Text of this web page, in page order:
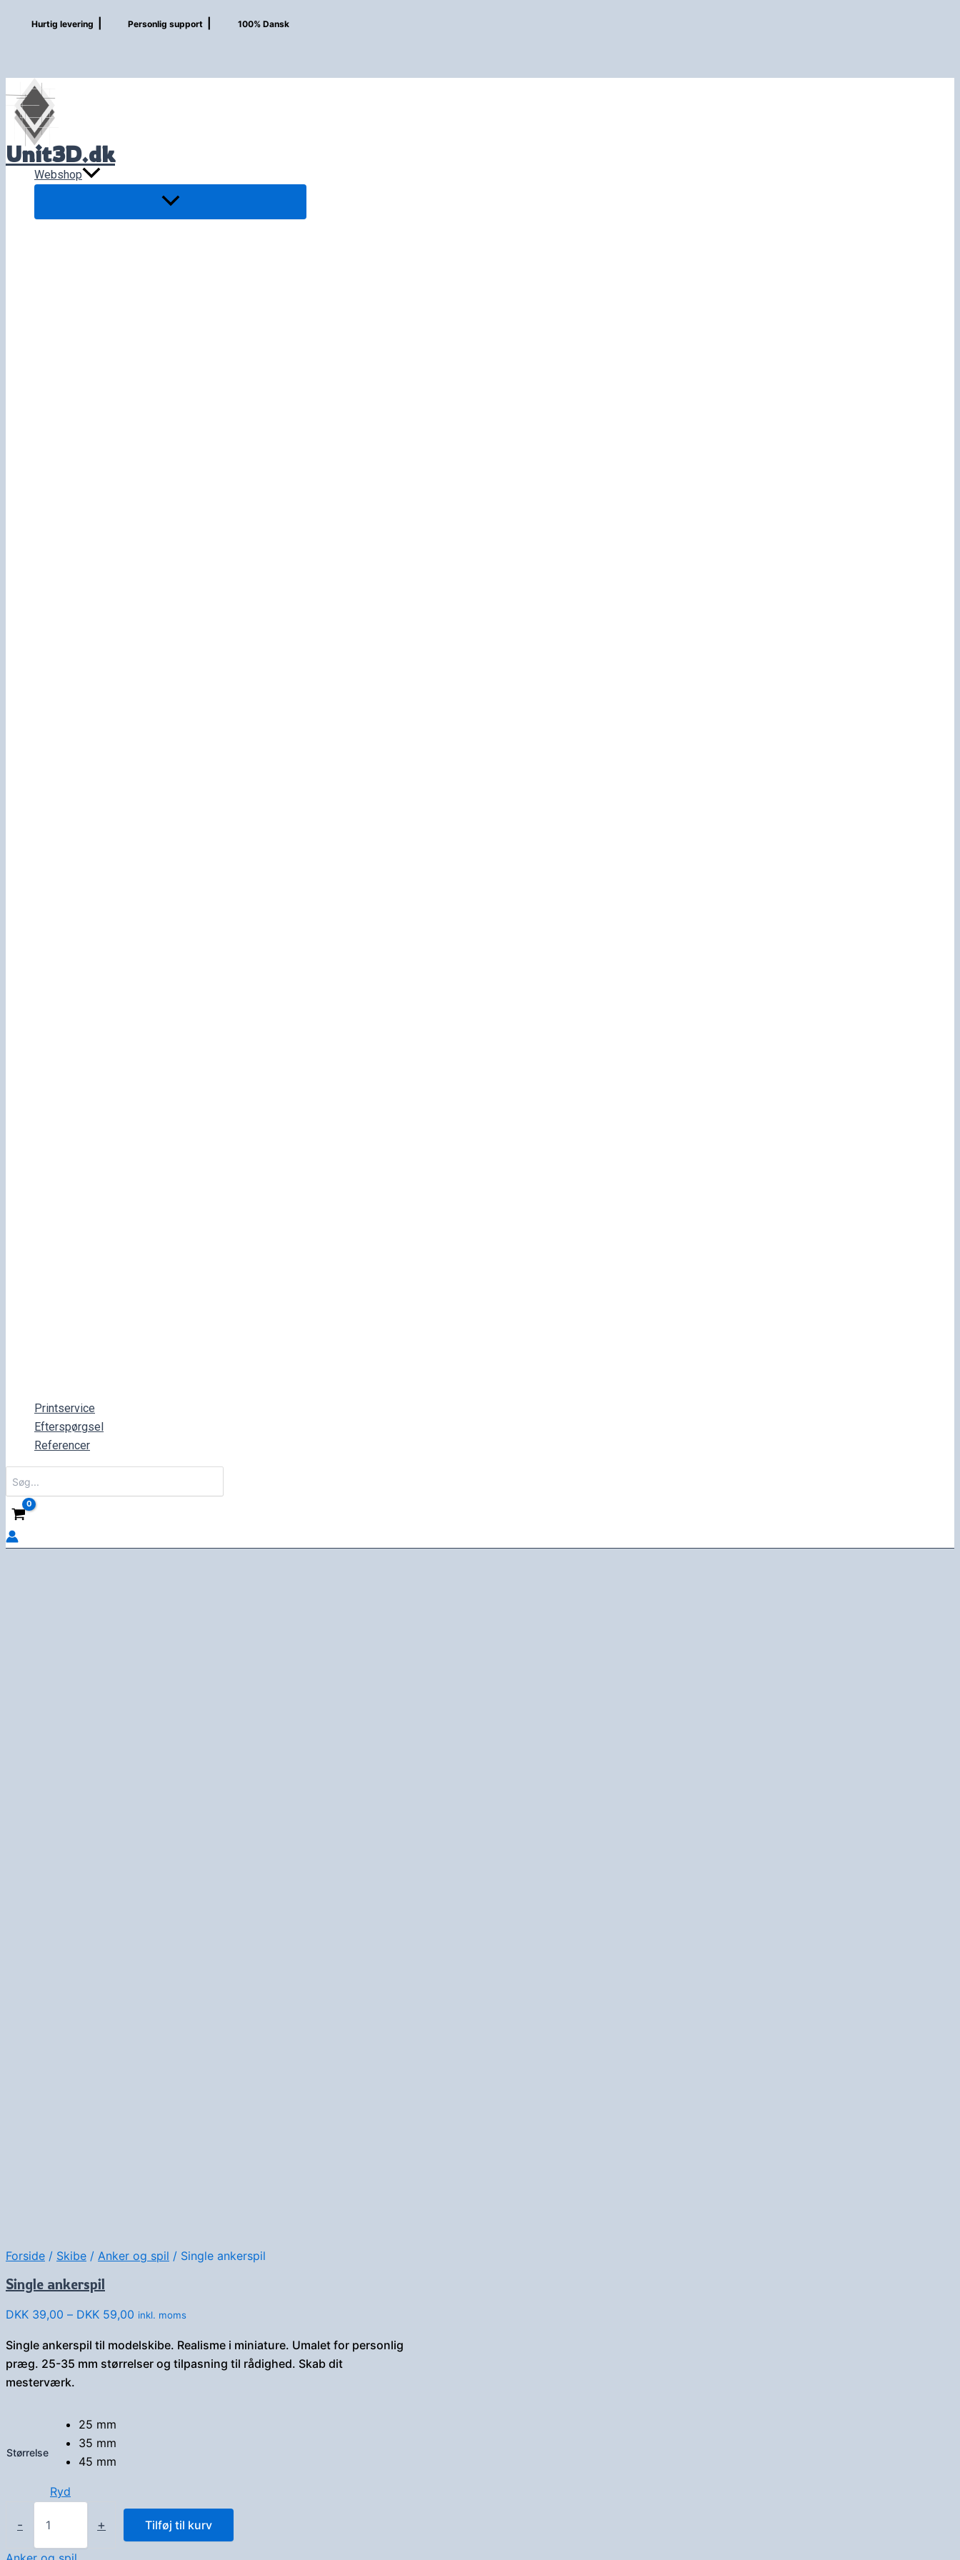
Hurtig levering Personlig support 100% Dansk
Unit3D.dk
Webshop
Printservice
Efterspørgsel
Referencer
efter:
Forside / Skibe / Anker og spil / Single ankerspil
Single ankerspil
DKK 39,00 – DKK 59,00 Prisinterval:
til
DKK 59,00
inkl. moms
Single ankerspil til modelskibe. Realisme i miniature. Umalet for personlig
præg. 25-35 mm størrelser og tilpasning til rådighed. Skab dit
mesterværk.
Størrelse
25 mm
35 mm
45 mm
Ryd
-
ankerspil
+ Tilføj til kurv